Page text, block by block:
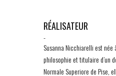
RÉALISATEUR
-
Susanna Nicchiarelli est née
philosophie et titulaire d’un
Normale Superiore de Pise,